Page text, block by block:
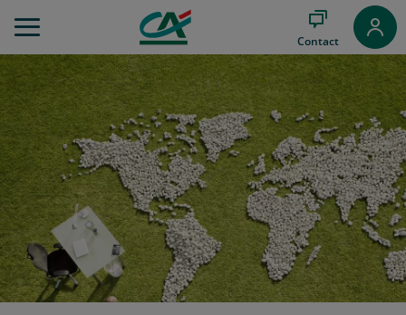
au
Aller au
Contenu
Aller
au
Pied
de
page
Contact